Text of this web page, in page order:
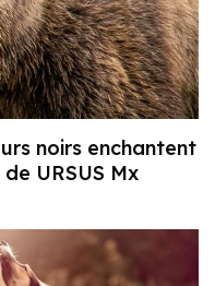
noirs enchantent
URSUS Mx